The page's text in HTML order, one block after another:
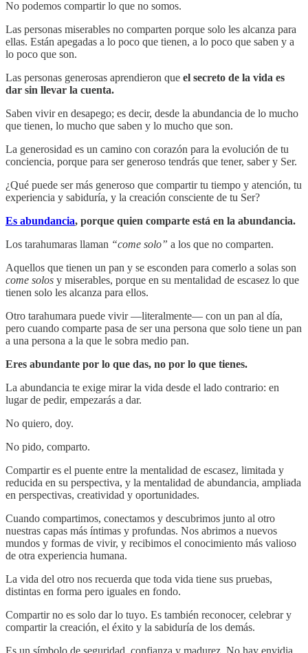
No podemos compartir lo que no somos.
Las personas miserables no comparten porque solo les alcanza para
ellas. Están apegadas a lo poco que tienen, a lo poco que saben y a
lo poco que son.
Las personas generosas aprendieron que el secreto de la vida es
dar sin llevar la cuenta.
Saben vivir en desapego; es decir, desde la abundancia de lo mucho
que tienen, lo mucho que saben y lo mucho que son.
La generosidad es un camino con corazón para la evolución de tu
conciencia, porque para ser generoso tendrás que tener, saber y Ser.
¿Qué puede ser más generoso que compartir tu tiempo y atención, tu
experiencia y sabiduría, y la creación consciente de tu Ser?
Es abundancia, porque quien comparte está en la abundancia.
Los tarahumaras llaman “come solo” a los que no comparten.
Aquellos que tienen un pan y se esconden para comerlo a solas son
come solos y miserables, porque en su mentalidad de escasez lo que
tienen solo les alcanza para ellos.
Otro tarahumara puede vivir —literalmente— con un pan al día,
pero cuando comparte pasa de ser una persona que solo tiene un pan
a una persona a la que le sobra medio pan.
Eres abundante por lo que das, no por lo que tienes.
La abundancia te exige mirar la vida desde el lado contrario: en
lugar de pedir, empezarás a dar.
No quiero, doy.
No pido, comparto.
Compartir es el puente entre la mentalidad de escasez, limitada y
reducida en su perspectiva, y la mentalidad de abundancia, ampliada
en perspectivas, creatividad y oportunidades.
Cuando compartimos, conectamos y descubrimos junto al otro
nuestras capas más íntimas y profundas. Nos abrimos a nuevos
mundos y formas de vivir, y recibimos el conocimiento más valioso
de otra experiencia humana.
La vida del otro nos recuerda que toda vida tiene sus pruebas,
distintas en forma pero iguales en fondo.
Compartir no es solo dar lo tuyo. Es también reconocer, celebrar y
compartir la creación, el éxito y la sabiduría de los demás.
Es un símbolo de seguridad, confianza y madurez. No hay envidia